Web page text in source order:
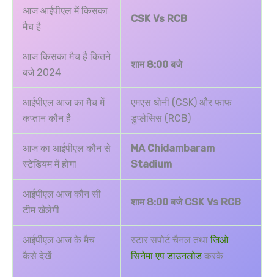
आज आईपीएल में किसका
मैच है
CSK Vs RCB
आज किसका मैच है कितने
बजे 2024
शाम 8:00 बजे
आईपीएल आज का मैच में
कप्तान कौन है
एमएस धोनी (CSK) और फाफ
डुप्लेसिस (RCB)
आज का आईपीएल कौन से
स्टेडियम में होगा
MA Chidambaram
Stadium
आईपीएल आज कौन सी
टीम खेलेगी
शाम 8:00 बजे CSK Vs RCB
आईपीएल आज के मैच
कैसे देखें
स्टार सपोर्ट चैनल तथाजिओ
सिनेमा एप डाउनलोड करके